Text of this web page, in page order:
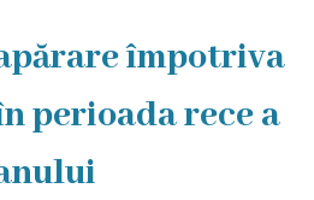
împotriva
perioada rece a